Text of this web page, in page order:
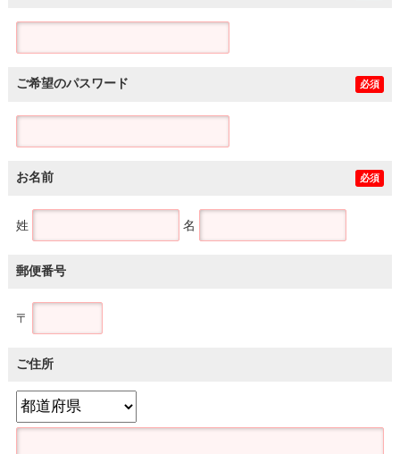
ご希望のパスワード 必須
お名前 必須
姓 名
郵便番号
〒
ご住所